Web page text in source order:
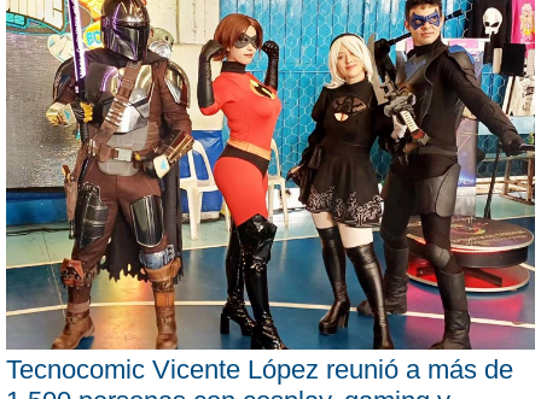
Tecnocomic Vicente López reunió a más de